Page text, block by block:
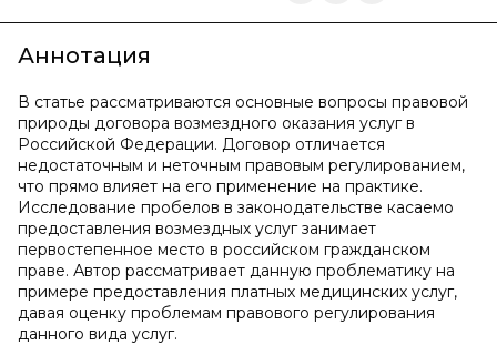
Аннотация
В статье рассматриваются основные вопросы правовой
природы договора возмездного оказания услуг в
Российской Федерации. Договор отличается
недостаточным и неточным правовым регулированием,
что прямо влияет на его применение на практике.
Исследование пробелов в законодательстве касаемо
предоставления возмездных услуг занимает
первостепенное место в российском гражданском
праве. Автор рассматривает данную проблематику на
примере предоставления платных медицинских услуг,
давая оценку проблемам правового регулирования
данного вида услуг.